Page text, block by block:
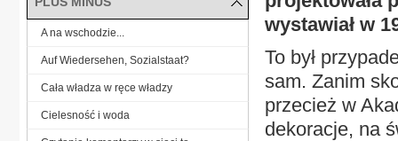
wystawiał w
To był
sam. Zanim
przecież w
dekoracje, na
A na wschodzie...
Auf Wiedersehen, Sozialstaat?
Cała władza w ręce władzy
Cielesność i woda